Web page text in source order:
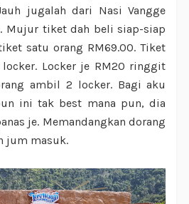
jugalah dari Nasi Vangge
Mujur tiket dah beli siap-siap
satu orang RM69.00. Tiket
Locker je RM20 ringgit
ambil 2 locker. Bagi aku
ini tak best mana pun, dia
je. Memandangkan dorang
jum masuk.